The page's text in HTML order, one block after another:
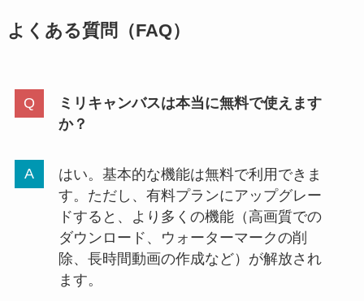
よくある質問（FAQ）
ミリキャンバスは本当に無料で使えます
か？
はい。基本的な機能は無料で利用できま
す。ただし、有料プランにアップグレー
ドすると、より多くの機能（高画質での
ダウンロード、ウォーターマークの削
除、長時間動画の作成など）が解放され
ます。